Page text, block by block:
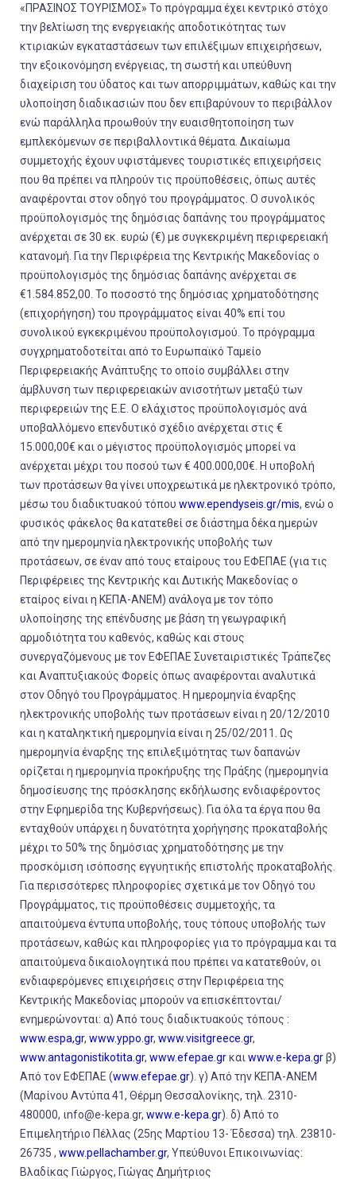
«ΠΡΑΣΙΝΟΣ ΤΟΥΡΙΣΜΟΣ» Το πρόγραμμα έχει κεντρικό στόχο
την βελτίωση της ενεργειακής αποδοτικότητας των
κτιριακών εγκαταστάσεων των επιλέξιμων επιχειρήσεων,
την εξοικονόμηση ενέργειας, τη σωστή και υπεύθυνη
διαχείριση του ύδατος και των απορριμμάτων, καθώς και την
υλοποίηση διαδικασιών που δεν επιβαρύνουν το περιβάλλον
ενώ παράλληλα προωθούν την ευαισθητοποίηση των
εμπλεκόμενων σε περιβαλλοντικά θέματα. Δικαίωμα
συμμετοχής έχουν υφιστάμενες τουριστικές επιχειρήσεις
που θα πρέπει να πληρούν τις προϋποθέσεις, όπως αυτές
αναφέρονται στον οδηγό του προγράμματος. Ο συνολικός
προϋπολογισμός της δημόσιας δαπάνης του προγράμματος
ανέρχεται σε 30 εκ. ευρώ (€) με συγκεκριμένη περιφερειακή
κατανομή. Για την Περιφέρεια της Κεντρικής Μακεδονίας ο
προϋπολογισμός της δημόσιας δαπάνης ανέρχεται σε
€1.584.852,00. Το ποσοστό της δημόσιας χρηματοδότησης
(επιχορήγηση) του προγράμματος είναι 40% επί του
συνολικού εγκεκριμένου προϋπολογισμού. Το πρόγραμμα
συγχρηματοδοτείται από το Ευρωπαϊκό Ταμείο
Περιφερειακής Ανάπτυξης το οποίο συμβάλλει στην
άμβλυνση των περιφερειακών ανισοτήτων μεταξύ των
περιφερειών της Ε.Ε. Ο ελάχιστος προϋπολογισμός ανά
υποβαλλόμενο επενδυτικό σχέδιο ανέρχεται στις €
15.000,00€ και ο μέγιστος προϋπολογισμός μπορεί να
ανέρχεται μέχρι του ποσού των € 400.000,00€. Η υποβολή
των προτάσεων θα γίνει υποχρεωτικά με ηλεκτρονικό τρόπο,
μέσω του διαδικτυακού τόπου www.ependyseis.gr/mis, ενώ ο
φυσικός φάκελος θα κατατεθεί σε διάστημα δέκα ημερών
από την ημερομηνία ηλεκτρονικής υποβολής των
προτάσεων, σε έναν από τους εταίρους του ΕΦΕΠΑΕ (για τις
Περιφέρειες της Κεντρικής και Δυτικής Μακεδονίας ο
εταίρος είναι η ΚΕΠΑ-ΑΝΕΜ) ανάλογα με τον τόπο
υλοποίησης της επένδυσης με βάση τη γεωγραφική
αρμοδιότητα του καθενός, καθώς και στους
συνεργαζόμενους με τον ΕΦΕΠΑΕ Συνεταιριστικές Τράπεζες
και Αναπτυξιακούς Φορείς όπως αναφέρονται αναλυτικά
στον Οδηγό του Προγράμματος. Η ημερομηνία έναρξης
ηλεκτρονικής υποβολής των προτάσεων είναι η 20/12/2010
και η καταληκτική ημερομηνία είναι η 25/02/2011. Ως
ημερομηνία έναρξης της επιλεξιμότητας των δαπανών
ορίζεται η ημερομηνία προκήρυξης της Πράξης (ημερομηνία
δημοσίευσης της πρόσκλησης εκδήλωσης ενδιαφέροντος
στην Εφημερίδα της Κυβερνήσεως). Για όλα τα έργα που θα
ενταχθούν υπάρχει η δυνατότητα χορήγησης προκαταβολής
μέχρι το 50% της δημόσιας χρηματοδότησης με την
προσκόμιση ισόποσης εγγυητικής επιστολής προκαταβολής.
Για περισσότερες πληροφορίες σχετικά με τον Οδηγό του
Προγράμματος, τις προϋποθέσεις συμμετοχής, τα
απαιτούμενα έντυπα υποβολής, τους τόπους υποβολής των
προτάσεων, καθώς και πληροφορίες για το πρόγραμμα και τα
απαιτούμενα δικαιολογητικά που πρέπει να κατατεθούν, οι
ενδιαφερόμενες επιχειρήσεις στην Περιφέρεια της
Κεντρικής Μακεδονίας μπορούν να επισκέπτονται/
ενημερώνονται: α) Από τους διαδικτυακούς τόπους :
www.espa,gr, www.yppo.gr, www.visitgreece.gr,
www.antagonistikotita.gr, www.efepae.grκαι www.e-kepa.grβ)
Από τον ΕΦΕΠΑΕ (www.efepae.gr). γ) Από την ΚΕΠΑ-ΑΝΕΜ
(Μαρίνου Αντύπα 41, Θέρμη Θεσσαλονίκης, τηλ. 2310-
480000, ιnfo@e-kepa.gr, www.e-kepa.gr). δ) Από το
Επιμελητήριο Πέλλας (25ης Μαρτίου 13- Έδεσσα) τηλ. 23810-
26735 , www.pellachamber.gr, Υπεύθυνοι Επικοινωνίας:
Βλαδίκας Γιώργος, Γιώγας Δημήτριος